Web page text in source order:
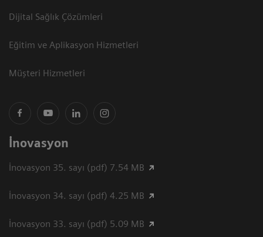
Dijital Sağlık Çözümleri
Eğitim ve Aplikasyon Hizmetleri
Müşteri Hizmetleri
İnovasyon
İnovasyon 35. sayı (pdf) 7.54 MB
İnovasyon 34. sayı (pdf) 4.25 MB
İnovasyon 33. sayı (pdf) 5.09 MB